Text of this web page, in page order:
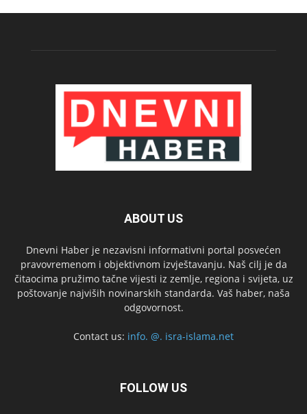
ABOUT US
Dnevni Haber je nezavisni informativni portal posvećen
pravovremenom i objektivnom izvještavanju. Naš cilj je da
čitaocima pružimo tačne vijesti iz zemlje, regiona i svijeta, uz
poštovanje najviših novinarskih standarda. Vaš haber, naša
odgovornost.
Contact us: info. @. isra-islama.net
FOLLOW US